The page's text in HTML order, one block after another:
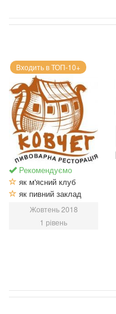
Входить в ТОП-10+
Рекомендуємо
як м'ясний клуб
як пивний заклад
Жовтень 2018
1 рівень